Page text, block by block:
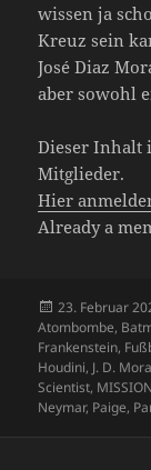
wissen ja
Kreuz sein
José Diaz
aber sowohl
Dieser Inhalt
Mitglieder.
Hier
Already a
Veröffentlicht
am
23. Februar
Atombombe,
Frankenstein,
Houdini, J. D.
Scientist,
Neymar, Paige,